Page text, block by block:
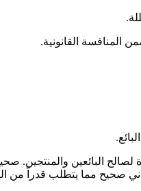
لصالح البائعين
صحيح مما يتطلب قدراً من